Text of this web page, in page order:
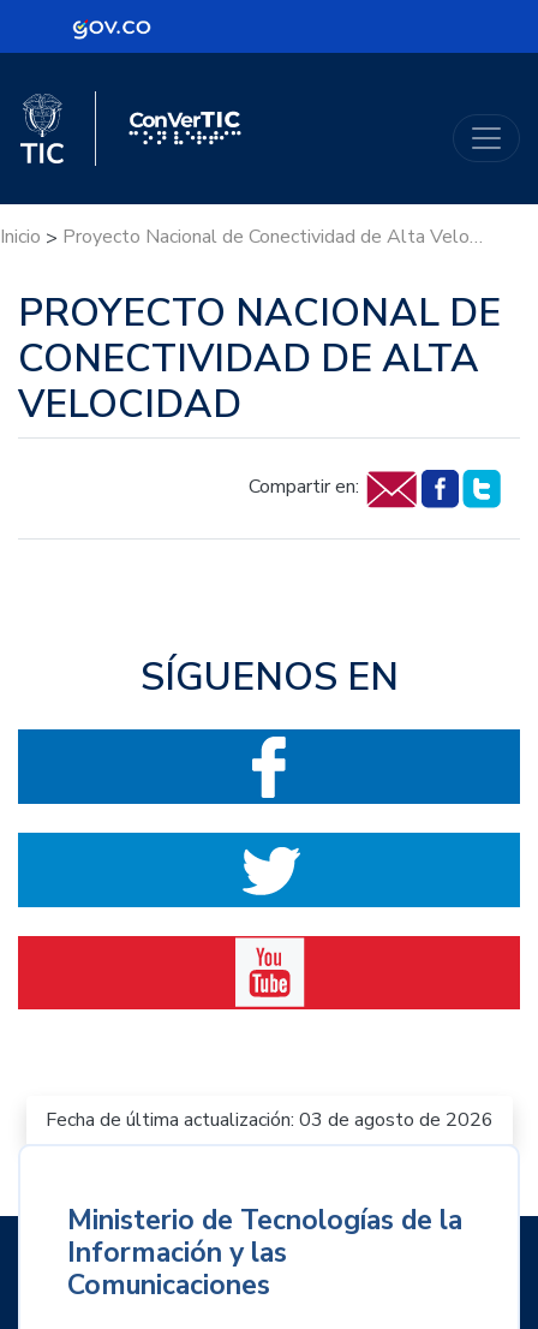
Logo Gobierno de Colombia
Logo del Ministerio TIC
Inicio > Proyecto Nacional de Conectividad de Alta Velocidad
PROYECTO NACIONAL DE
CONECTIVIDAD DE ALTA
VELOCIDAD
Compartir en:
SÍGUENOS EN
Fecha de última actualización: 03 de agosto de 2026
Ministerio de Tecnologías de la
Información y las
Comunicaciones